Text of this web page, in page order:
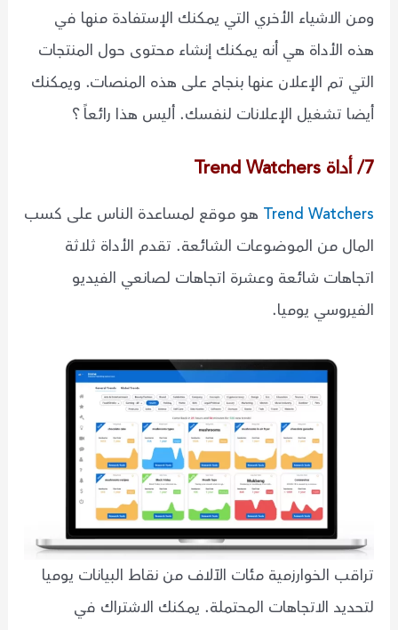
ومن الاشياء الأخري التي يمكنك الإستفادة منها في
هذه الأداة هي أنه يمكنك إنشاء محتوى حول المنتجات
التي تم الإعلان عنها بنجاح على هذه المنصات. ويمكنك
أيضا تشغيل الإعلانات لنفسك. أليس هذا رائعاً ؟
7/ أداة Trend Watchers
Trend Watchers هو موقع لمساعدة الناس على كسب
المال من الموضوعات الشائعة. تقدم الأداة ثلاثة
اتجاهات شائعة وعشرة اتجاهات لصانعي الفيديو
الفيروسي يوميا.
تراقب الخوارزمية مئات الآلاف من نقاط البيانات يوميا
لتحديد الاتجاهات المحتملة. يمكنك الاشتراك في